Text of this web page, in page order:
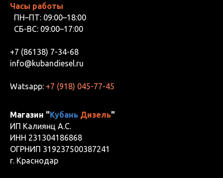
Часы работы
ПН–ПТ: 09:00–18:00
СБ-ВС: 09:00–17:00
+7 (86138) 7-34-68
info@kubandiesel.ru
Watsapp: +7 (918) 045-77-45
Магазин "Кубань Дизель"
ИП Калиянц А.С.
ИНН 231304186868
ОГРНИП 319237500387241
г. Краснодар